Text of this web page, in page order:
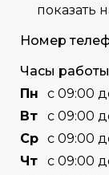
показать
Номер
Часы
Пн
с 09:00
Вт
с 09:00
Cр с 09:00
Чт
с 09:00